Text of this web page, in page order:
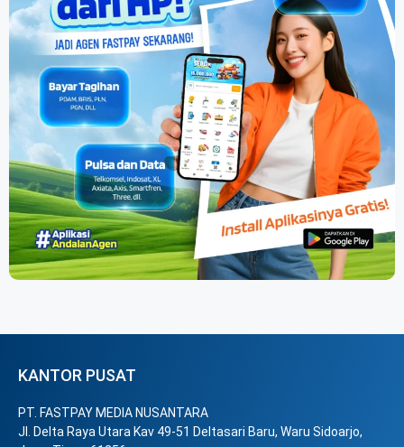
KANTOR PUSAT
PT. FASTPAY MEDIA NUSANTARA
Jl. Delta Raya Utara Kav 49-51 Deltasari Baru, Waru Sidoarjo,